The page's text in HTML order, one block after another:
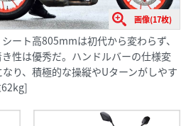
画像(17枚)
シート高805mmは初代から変わらず、
性は優秀だ。ハンドルバーの仕様変
り、積極的な操縦やUターンがしやす